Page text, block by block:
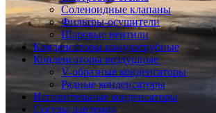
Соленоидные клапаны
Фильтры-осушители
Шаровые вентили
Конденсаторы кожухотрубные
Конденсаторы воздушные
V-образные конденсаторы
Рядные конденсаторы
Испарительные конденсаторы
Сосуды давления